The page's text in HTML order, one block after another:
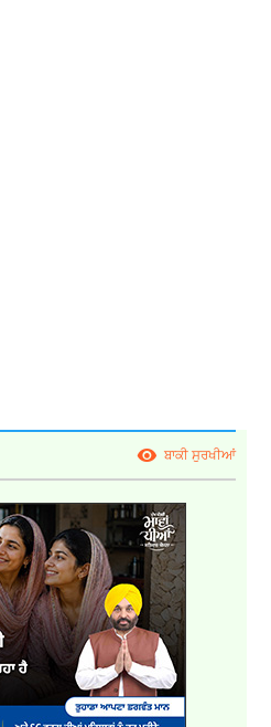
ਬਾਕੀ ਸੁਰਖੀਆਂ